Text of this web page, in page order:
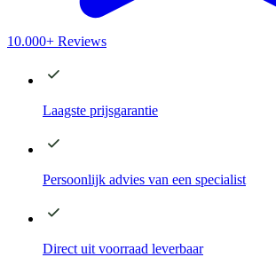
10.000+ Reviews
Laagste prijsgarantie
Persoonlijk advies van een specialist
Direct uit voorraad leverbaar